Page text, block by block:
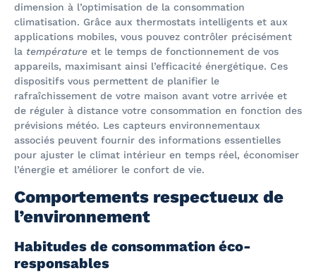
dimension à l’optimisation de la consommation
climatisation. Grâce aux thermostats intelligents et aux
applications mobiles, vous pouvez contrôler précisément
la température et le temps de fonctionnement de vos
appareils, maximisant ainsi l’efficacité énergétique. Ces
dispositifs vous permettent de planifier le
rafraîchissement de votre maison avant votre arrivée et
de réguler à distance votre consommation en fonction des
prévisions météo. Les capteurs environnementaux
associés peuvent fournir des informations essentielles
pour ajuster le climat intérieur en temps réel, économiser
l’énergie et améliorer le confort de vie.
Comportements respectueux de
l’environnement
Habitudes de consommation éco-
responsables